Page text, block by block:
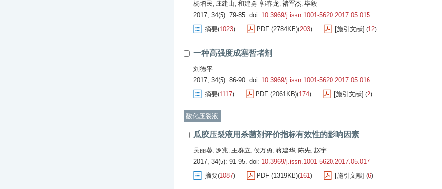
杨增民, 庄建山, 和建勇, 郭春龙, 褚军杰, 毕毅
2017, 34(5): 79-85. doi: 10.3969/j.issn.1001-5620.2017.05.015
摘要(1023) PDF (2784KB)(203) [施引文献] (12)
一种高强度成塞暂堵剂
刘德平
2017, 34(5): 86-90. doi: 10.3969/j.issn.1001-5620.2017.05.016
摘要(1117) PDF (2061KB)(174) [施引文献] (2)
酸化压裂液
瓜胶压裂液用杀菌剂评价指标有效性的影响因素
吴丽蓉, 罗兆, 王群立, 侯万勇, 蒋建华, 陈先, 赵宇
2017, 34(5): 91-95. doi: 10.3969/j.issn.1001-5620.2017.05.017
摘要(1087) PDF (1319KB)(161) [施引文献] (6)